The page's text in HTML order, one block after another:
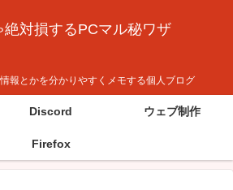
絶対損するPCマル秘ワザ
報とかを分かりやすくメモする個人ブログ
Discord ウェブ制作
Firefox